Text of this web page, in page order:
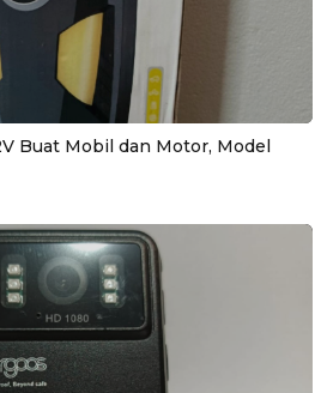
Buat Mobil dan Motor, Model